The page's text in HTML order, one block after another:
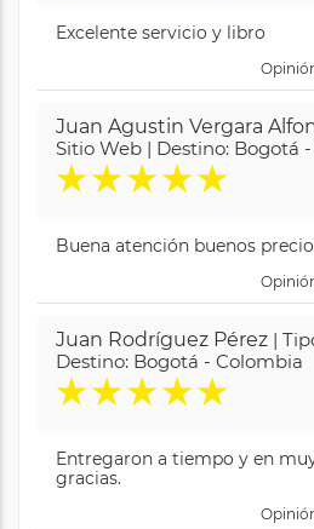
Excelente servicio y libro
Juan Agustin Vergara
Sitio Web | Destino: Bogotá
★★★★★
Buena atención buenos
Juan Rodríguez Pérez |
Destino: Bogotá - Colombia
★★★★★
Entregaron a tiempo y en
gracias.